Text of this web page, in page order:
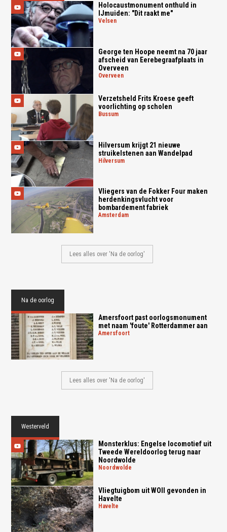
Holocaustmonument onthuld in
IJmuiden: "Dit raakt me"
velsen
George ten Hoope neemt na 70 jaar
afscheid van Eerebegraafplaats in
Overveen
overveen
Verzetsheld Frits Kroese geeft
voorlichting op scholen
bussum
Hilversum krijgt 21 nieuwe
struikelstenen aan Wandelpad
hilversum
Vliegers van de Fokker Four maken
herdenkingsvlucht voor
bombardement fabriek
amsterdam
Lees alles over 'Na de oorlog'
Na de oorlog
Amersfoort past oorlogsmonument
met naam 'foute' Rotterdammer aan
amersfoort
Lees alles over 'Na de oorlog'
Westerveld
Monsterklus: Engelse locomotief uit
Tweede Wereldoorlog terug naar
Noordwolde
noordwolde
Vliegtuigbom uit WOII gevonden in
Havelte
havelte